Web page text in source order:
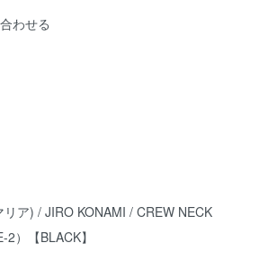
わせる
ア) / JIRO KONAMI / CREW NECK
）【BLACK】